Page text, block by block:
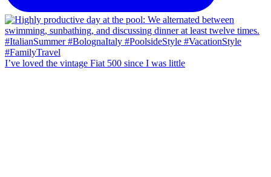
I’ve loved the vintage Fiat 500 since I was little